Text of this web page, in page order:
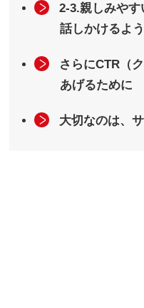
2-3.親しみや
話しかけるよ
さらにCTR（
あげるために
大切なのは、